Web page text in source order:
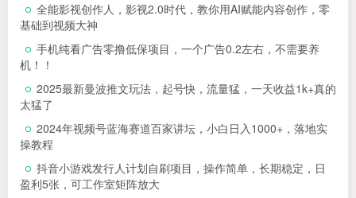
全能影视创作人，影视2.0时代，教你用AI赋能内容创作，​零
基础到视频大神
手机纯看广告零撸低保项目，一个广告0.2左右，不需要养
机！！
2025最新曼波推文玩法，起号快，流量猛，一天收益1k+真的
太猛了
2024年视频号蓝海赛道百家讲坛，小白日入1000+，落地实
操教程
抖音小游戏发行人计划自刷项目，操作简单，长期稳定，日
盈利5张，可工作室矩阵放大